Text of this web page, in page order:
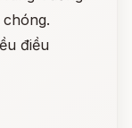
điều